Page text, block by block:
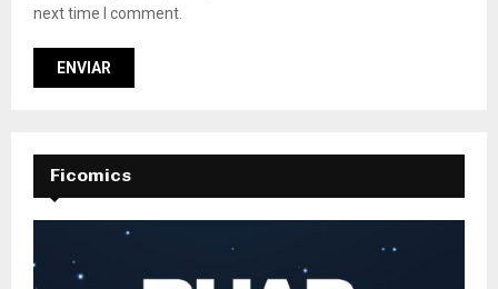
next time I comment.
Ficomics